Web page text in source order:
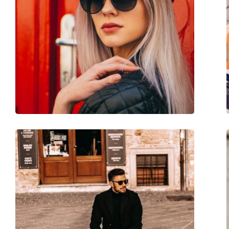
Occhiali da sole
Marca:
Dolce & Gabbana
Utilizzo:
Moda
Codice:
0DG 4268 30918G